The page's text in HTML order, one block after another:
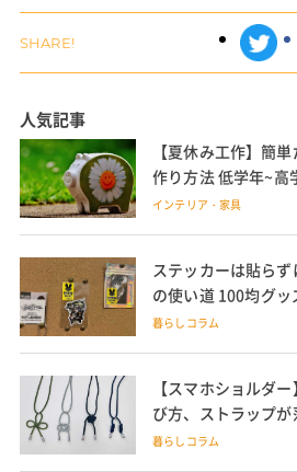
人気記事
【夏休み工作】簡
作り方法 低学年~高
インテリア・家具
ステッカーは貼ら
の使い道 100均グ
暮らしコラム
【スマホショルダ
び方、ストラップ
暮らしコラム